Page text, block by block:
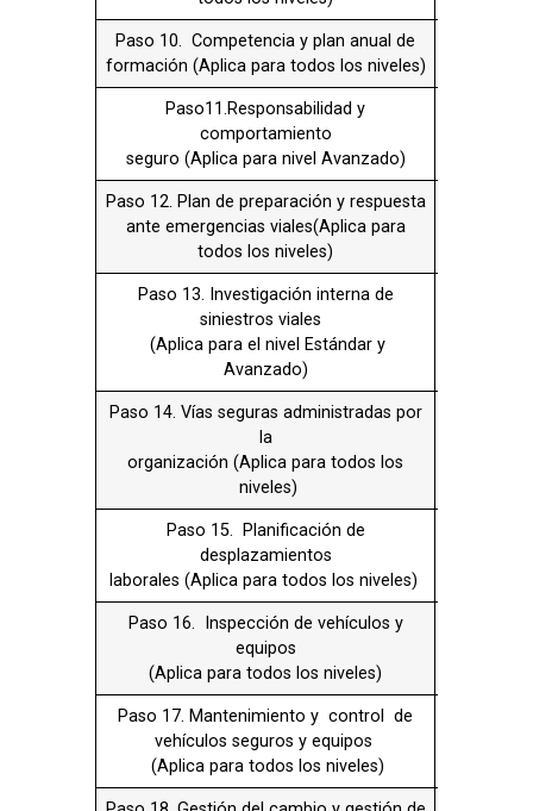
(Aplica para el nivel Estándar y
Avanzado)
Paso 14. Vías seguras administradas por
la
organización (Aplica para todos los
niveles)
Paso 15. Planificación de
desplazamientos
laborales (Aplica para todos los niveles)
Paso 16. Inspección de vehículos y
equipos
(Aplica para todos los niveles)
Paso 17. Mantenimiento y control de
vehículos seguros y equipos
(Aplica para todos los niveles)
Paso 18. Gestión del cambio y gestión de
contratistas (Aplica para el nivel
Estándar o Avanzado)
Paso 19. Archivo y retención documental
(Aplica para el nivel Estándar y
Avanzado)
Paso 20. Indicadores y reporte de
autogestión PESV (Aplica para todos los
niveles)
Paso 21. Registro y análisis estadístico
de